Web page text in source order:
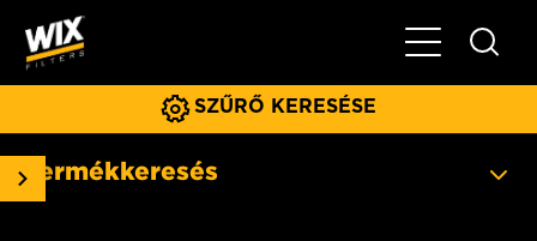
Főmenü
SZŰRŐ KERESÉSE
Termékkeresés